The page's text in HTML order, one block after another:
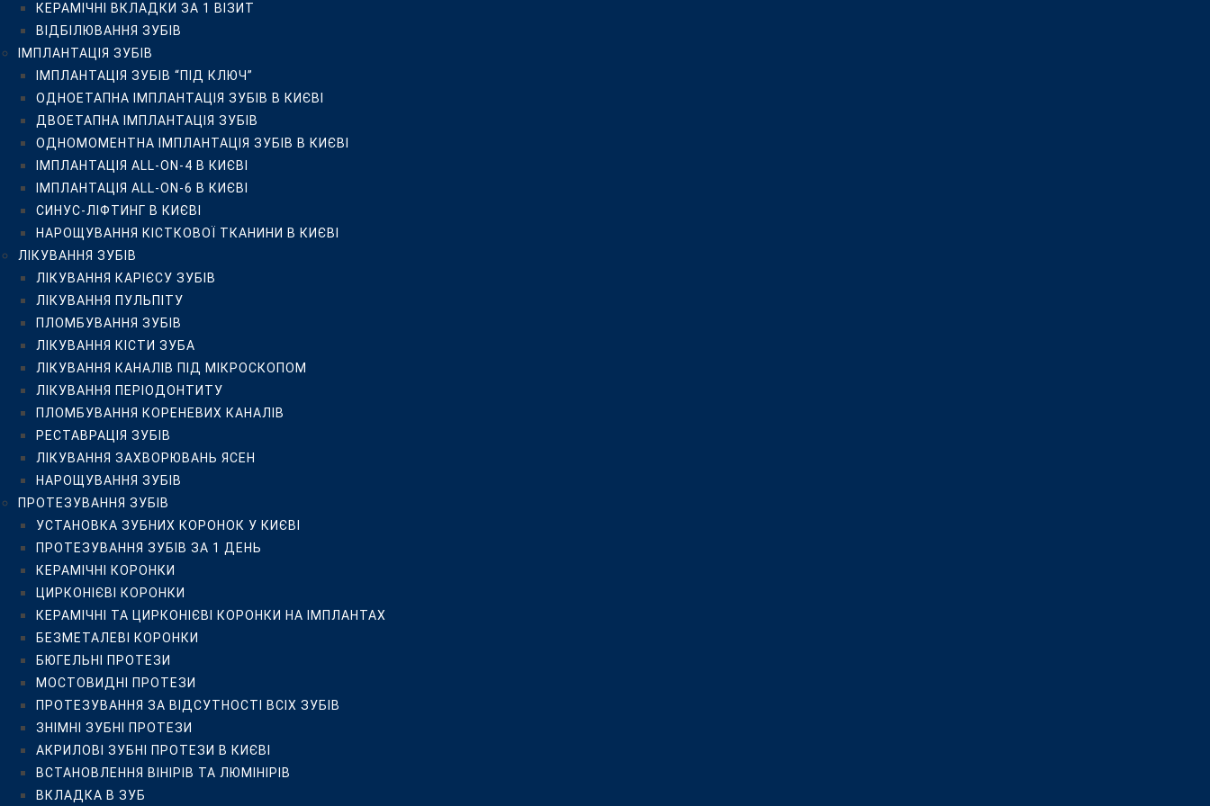
ЛІКУВАННЯ ЗУБІВ
ЛІКУВАННЯ КАРІЄСУ ЗУБІВ
ЛІКУВАННЯ ПУЛЬПІТУ
ПЛОМБУВАННЯ ЗУБІВ
ЛІКУВАННЯ КІСТИ ЗУБА
ЛІКУВАННЯ КАНАЛІВ ПІД МІКРОСКОПОМ
ЛІКУВАННЯ ПЕРІОДОНТИТУ
ПЛОМБУВАННЯ КОРЕНЕВИХ КАНАЛІВ
РЕСТАВРАЦІЯ ЗУБІВ
ЛІКУВАННЯ ЗАХВОРЮВАНЬ ЯСЕН
НАРОЩУВАННЯ ЗУБІВ
ПРОТЕЗУВАННЯ ЗУБІВ
УСТАНОВКА ЗУБНИХ КОРОНОК У КИЄВІ
ПРОТЕЗУВАННЯ ЗУБІВ ЗА 1 ДЕНЬ
КЕРАМІЧНІ КОРОНКИ
ЦИРКОНІЄВІ КОРОНКИ
КЕРАМІЧНІ ТА ЦИРКОНІЄВІ КОРОНКИ НА ІМПЛАНТАХ
БЕЗМЕТАЛЕВІ КОРОНКИ
БЮГЕЛЬНІ ПРОТЕЗИ
МОСТОВИДНІ ПРОТЕЗИ
ПРОТЕЗУВАННЯ ЗА ВІДСУТНОСТІ ВСІХ ЗУБІВ
ЗНІМНІ ЗУБНІ ПРОТЕЗИ
АКРИЛОВІ ЗУБНІ ПРОТЕЗИ В КИЄВІ
ВСТАНОВЛЕННЯ ВІНІРІВ ТА ЛЮМІНІРІВ
ВКЛАДКА В ЗУБ
ЛІКУВАННЯ ЯСЕН
ЛІКУВАННЯ ПАРОДОНТИТУ
ЛІКУВАННЯ ГІНГІВІТУ
ЛІКУВАННЯ ПАРОДОНТОЗУ
ЛІКУВАННЯ ЛАЗЕРОМ
ВЕКТОР-ТЕРАПІЯ ЯСЕН
ХІРУРГІЧНА СТОМАТОЛОГІЯ
ВИДАЛЕННЯ “ЗУБІВ МУДРОСТІ”
ВИДАЛЕННЯ ЗУБІВ
ІМПЛАНТАЦІЯ ЗУБІВ
ХІРУРГІЧНІ ОПЕРАЦІЇ НА ЩЕЛЕПАХ ТА ЯСНАХ
КЕРАМІЧНІ ВКЛАДКИ ЗА 1 ВІЗИТ
ВІДБІЛЮВАННЯ ЗУБІВ
ІМПЛАНТАЦІЯ ЗУБІВ
ІМПЛАНТАЦІЯ ЗУБІВ “ПІД КЛЮЧ”
ОДНОЕТАПНА ІМПЛАНТАЦІЯ ЗУБІВ В КИЄВІ
ДВОЕТАПНА ІМПЛАНТАЦІЯ ЗУБІВ
ОДНОМОМЕНТНА ІМПЛАНТАЦІЯ ЗУБІВ В КИЄВІ
ІМПЛАНТАЦІЯ ALL-ON-4 В КИЄВІ
ІМПЛАНТАЦІЯ ALL-ON-6 В КИЄВІ
СИНУС-ЛІФТИНГ В КИЄВІ
НАРОЩУВАННЯ КІСТКОВОЇ ТКАНИНИ В КИЄВІ
ЛІКУВАННЯ ЗУБІВ
ЛІКУВАННЯ КАРІЄСУ ЗУБІВ
ЛІКУВАННЯ ПУЛЬПІТУ
ПЛОМБУВАННЯ ЗУБІВ
ЛІКУВАННЯ КІСТИ ЗУБА
ЛІКУВАННЯ КАНАЛІВ ПІД МІКРОСКОПОМ
ЛІКУВАННЯ ПЕРІОДОНТИТУ
ПЛОМБУВАННЯ КОРЕНЕВИХ КАНАЛІВ
РЕСТАВРАЦІЯ ЗУБІВ
ЛІКУВАННЯ ЗАХВОРЮВАНЬ ЯСЕН
НАРОЩУВАННЯ ЗУБІВ
ПРОТЕЗУВАННЯ ЗУБІВ
УСТАНОВКА ЗУБНИХ КОРОНОК У КИЄВІ
ПРОТЕЗУВАННЯ ЗУБІВ ЗА 1 ДЕНЬ
КЕРАМІЧНІ КОРОНКИ
ЦИРКОНІЄВІ КОРОНКИ
КЕРАМІЧНІ ТА ЦИРКОНІЄВІ КОРОНКИ НА ІМПЛАНТАХ
БЕЗМЕТАЛЕВІ КОРОНКИ
БЮГЕЛЬНІ ПРОТЕЗИ
МОСТОВИДНІ ПРОТЕЗИ
ПРОТЕЗУВАННЯ ЗА ВІДСУТНОСТІ ВСІХ ЗУБІВ
ЗНІМНІ ЗУБНІ ПРОТЕЗИ
АКРИЛОВІ ЗУБНІ ПРОТЕЗИ В КИЄВІ
ВСТАНОВЛЕННЯ ВІНІРІВ ТА ЛЮМІНІРІВ
ВКЛАДКА В ЗУБ